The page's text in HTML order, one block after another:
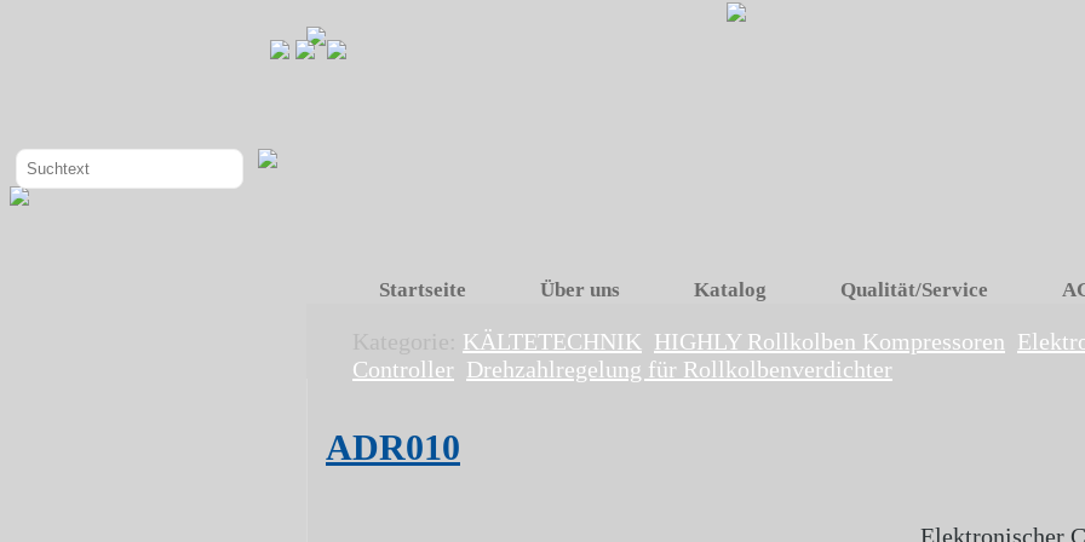
Startseite Über uns Katalog Qualität/Service
KÄLTETECHNIK HIGHLY Rollkolben Kompressoren
Controller Drehzahlregelung für Rollkolbenverdichter
ADR010
Elektronischer